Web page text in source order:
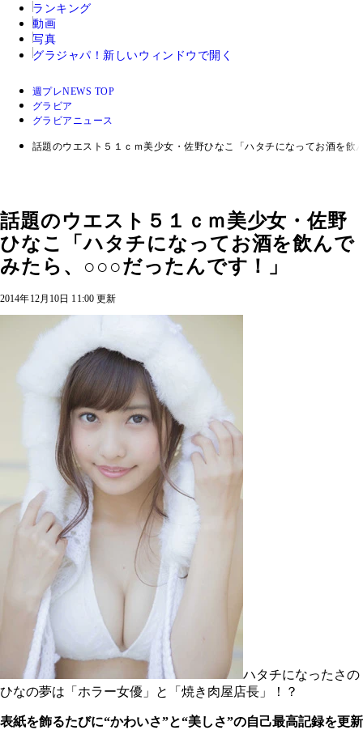
ランキング
動画
写真
グラジャパ！ 新しいウィンドウで開く
週プレNEWS TOP
グラビア
グラビアニュース
話題のウエスト５１ｃｍ美少女・佐野ひなこ「ハタチになってお酒を飲
話題のウエスト５１ｃｍ美少女・佐野
ひなこ「ハタチになってお酒を飲んで
みたら、○○○だったんです！」
2014年12月10日 11:00 更新
ハタチになったさの
ひなの夢は「ホラー女優」と「焼き肉屋店長」！？
表紙を飾るたびに“かわいさ”と“美しさ”の自己最高記録を更新